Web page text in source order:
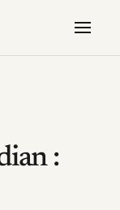
: